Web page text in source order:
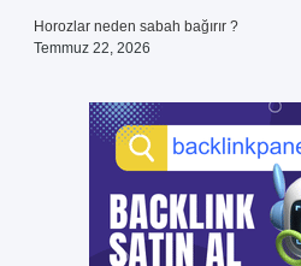
Horozlar neden sabah bağırır ?
Temmuz 22, 2026